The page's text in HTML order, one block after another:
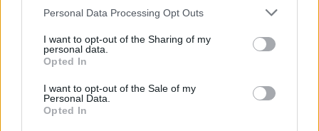
Please note that this website/app uses one or more Google
not limited to your visit or usage behaviour. You may click to
grant or deny consent to Google and its third-party tags to
use your data for below specified purposes in below Google
consent section.
Personal Data Processing Opt Outs
I want to opt-out of the Sharing of my
personal data.
Opted In
I want to opt-out of the Sale of my
Personal Data.
Opted In